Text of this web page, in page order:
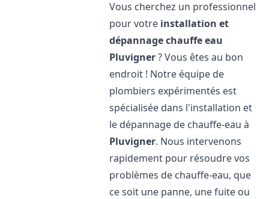
Vous cherchez un professionnel
pour votre installation et
dépannage chauffe eau
Pluvigner? Vous êtes au bon
endroit ! Notre équipe de
plombiers expérimentés est
spécialisée dans l'installation et
le dépannage de chauffe-eau à
Pluvigner. Nous intervenons
rapidement pour résoudre vos
problèmes de chauffe-eau, que
ce soit une panne, une fuite ou